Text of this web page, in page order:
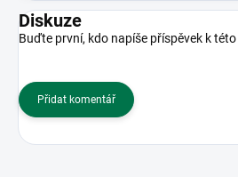
Diskuze
Buďte první, kdo napíše příspěvek k
Přidat komentář